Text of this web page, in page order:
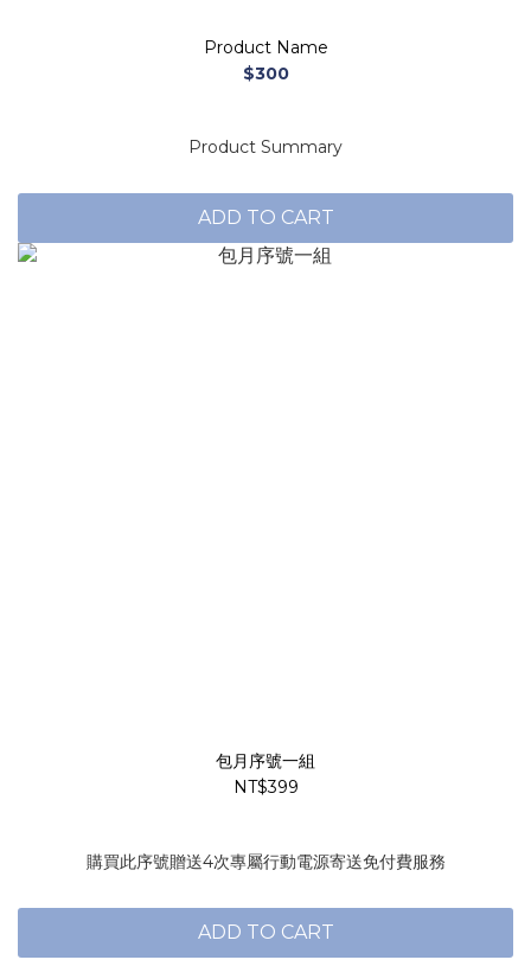
Product Name
$300
Product Summary
ADD TO CART
包月序號一組
NT$399
購買此序號贈送4次專屬行動電源寄送免付費服務
ADD TO CART